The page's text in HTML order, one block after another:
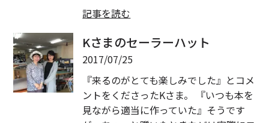
記事を読む
Kさまのセーラーハット
2017/07/25
『来るのがとても楽しみでした』とコメ
ントをくださったKさま。 『いつも本を
見ながら適当に作っていた』そうです